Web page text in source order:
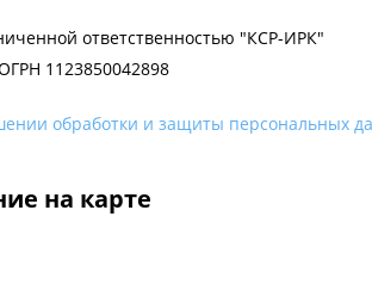
ответственностью "КСР-ИРК"
1123850042898
обработки и защиты персональных
на карте